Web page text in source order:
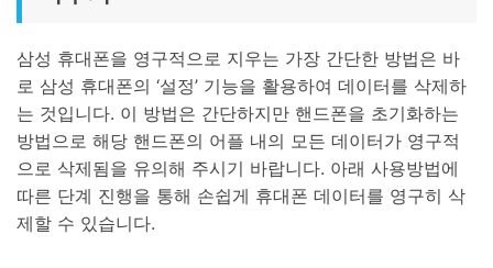
삼성 휴대폰을 영구적으로 지우는 가장 간단한 방법은 바
로 삼성 휴대폰의 ‘설정’ 기능을 활용하여 데이터를 삭제하
는 것입니다. 이 방법은 간단하지만 핸드폰을 초기화하는
방법으로 해당 핸드폰의 어플 내의 모든 데이터가 영구적
으로 삭제됨을 유의해 주시기 바랍니다. 아래 사용방법에
따른 단계 진행을 통해 손쉽게 휴대폰 데이터를 영구히 삭
제할 수 있습니다.